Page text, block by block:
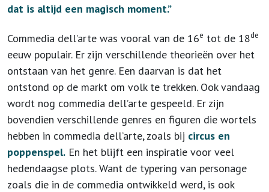
dat is altijd een magisch moment.”
Commedia dell’arte was vooral van de 16e tot de 18de
eeuw populair. Er zijn verschillende theorieën over het
ontstaan van het genre. Een daarvan is dat het
ontstond op de markt om volk te trekken. Ook vandaag
wordt nog commedia dell’arte gespeeld. Er zijn
bovendien verschillende genres en figuren die wortels
hebben in commedia dell’arte, zoals bij circus en
poppenspel. En het blijft een inspiratie voor veel
hedendaagse plots. Want de typering van personage
zoals die in de commedia ontwikkeld werd, is ook